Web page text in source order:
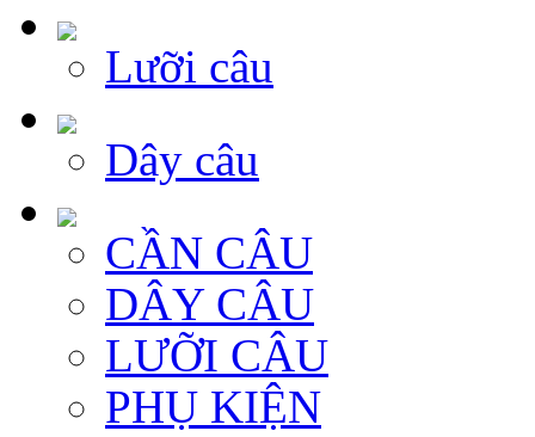
Lưỡi câu
Dây câu
CẦN CÂU
DÂY CÂU
LƯỠI CÂU
PHỤ KIỆN